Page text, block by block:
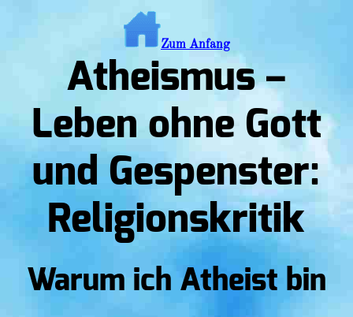
Zum Anfang
Atheismus –
Leben ohne Gott
und Gespenster:
Religionskritik
Warum ich Atheist bin